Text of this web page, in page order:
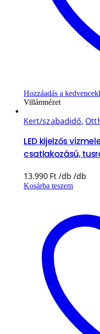
Hozzáadás a
Villámnézet
Kert/szabadidő,
LED kijelzős
csatlakozású,
13.990 Ft
Kosárba teszem